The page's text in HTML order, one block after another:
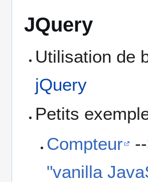
JQuery
Utilisation de
jQuery
Petits
Compteur
"vanilla